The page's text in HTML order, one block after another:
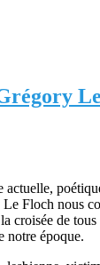
actuelle,
Floch nous
croisée de
notre époque.